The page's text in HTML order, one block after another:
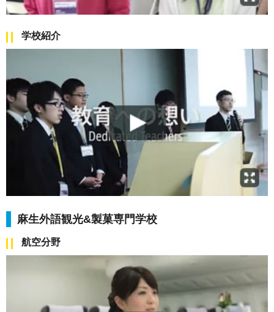
学校紹介
麻生外語観光&製菓専門学校
航空分野